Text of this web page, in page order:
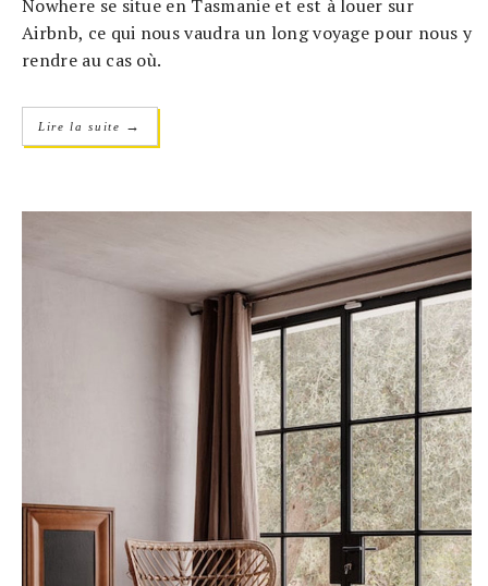
Nowhere se situe en Tasmanie et est à louer sur
Airbnb, ce qui nous vaudra un long voyage pour nous y
rendre au cas où.
Lire la suite →